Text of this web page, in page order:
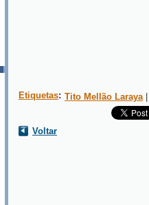
Etiquetas: Tito Mellão Laraya
Voltar